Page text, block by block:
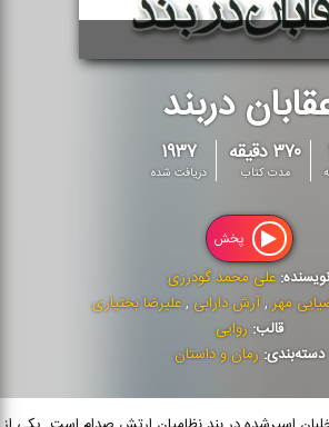
دربند
۳۷۰ دقیقه
مدت کتاب
۱۹۳۷
دریافت شده
پخش
نویسنده: علی محمد گودرزی
مهر,آرش دارابی ,علیرضا بختیاری
قالب: روایی
دسته‌بندی: رمان و داستان